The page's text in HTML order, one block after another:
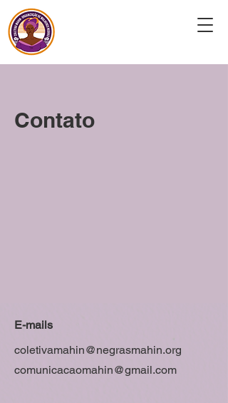
Contato
E-mails
coletivamahin@negrasmahin.org
comunicacaomahin@gmail.com